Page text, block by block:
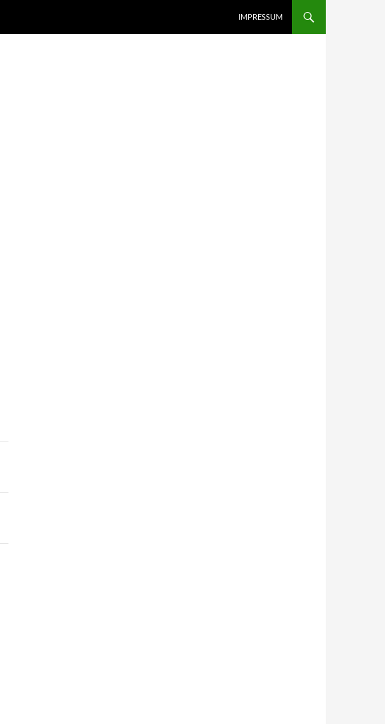
IMPRESSUM